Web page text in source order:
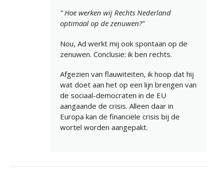
” Hoe werken wij Rechts Nederland
optimaal op de zenuwen?”
Nou, Ad werkt mij ook spontaan op de
zenuwen. Conclusie: ik ben rechts.
Afgezien van flauwiteiten, ik hoop dat hij
wat doet aan het op een lijn brengen van
de sociaal-democraten in de EU
aangaande de crisis. Alleen daar in
Europa kan de financiële crisis bij de
wortel worden aangepakt.